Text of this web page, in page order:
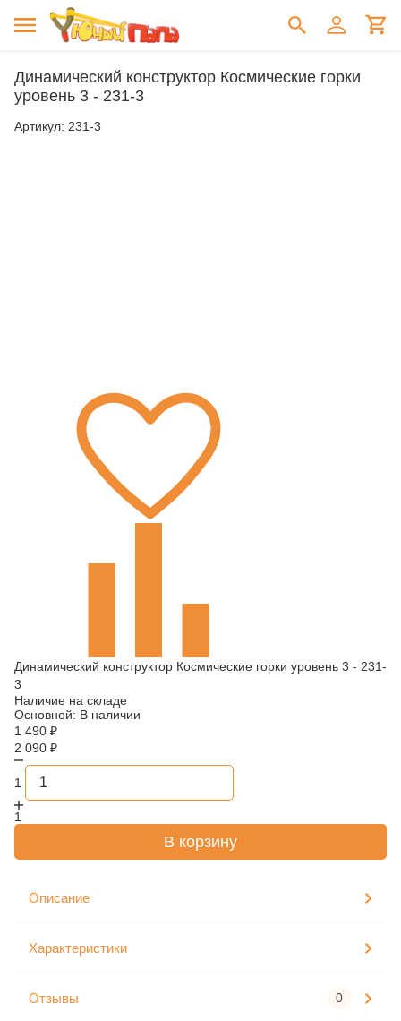
Динамический конструктор Космические горки
уровень 3 - 231-3
Артикул: 231-3
Динамический конструктор Космические горки уровень 3 - 231-
3
Наличие на складе
Основной: В наличии
1 490 ₽
2 090 ₽
1
1
В корзину
Описание
Характеристики
Отзывы 0